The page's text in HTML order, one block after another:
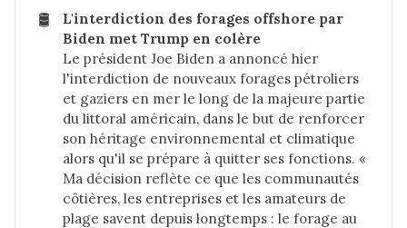
🛢️
L'interdiction des forages offshore par
Biden met Trump en colère
Le président Joe Biden a annoncé hier
l'interdiction de nouveaux forages pétroliers
et gaziers en mer le long de la majeure partie
du littoral américain, dans le but de renforcer
son héritage environnemental et climatique
alors qu'il se prépare à quitter ses fonctions. «
Ma décision reflète ce que les communautés
côtières, les entreprises et les amateurs de
plage savent depuis longtemps : le forage au